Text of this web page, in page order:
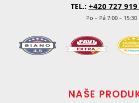
TEL.: +420 727 919
Po – Pá 7:00 – 15:30
NAŠE